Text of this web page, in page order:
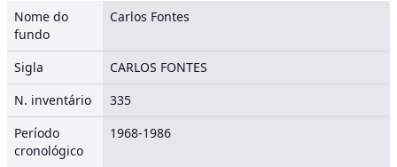
Nome do
fundo
Carlos Fontes
Sigla
CARLOS FONTES
N. inventário
335
Período
cronológico
1968-1986